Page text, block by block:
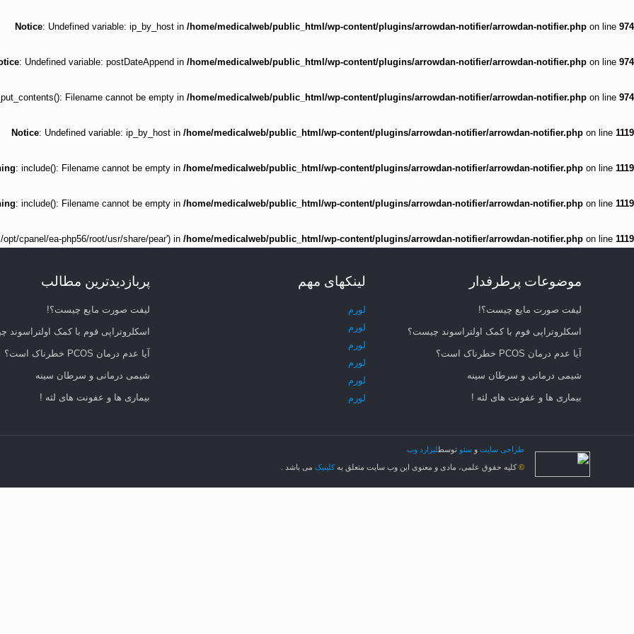
Notice: Undefined variable: ip_by_host in /home/medicalweb/public_html/wp-content/plugins/arrowdan-notifier/arrowdan-notifier.php on line 974
: Undefined variable: postDateAppend in /home/medicalweb/public_html/wp-content/plugins/arrowdan-notifier/arrowdan-notifier.php on line 974
Filename cannot be empty in /home/medicalweb/public_html/wp-content/plugins/arrowdan-notifier/arrowdan-notifier.php on line 974
Notice: Undefined variable: ip_by_host in /home/medicalweb/public_html/wp-content/plugins/arrowdan-notifier/arrowdan-notifier.php on line 1119
: include(): Filename cannot be empty in /home/medicalweb/public_html/wp-content/plugins/arrowdan-notifier/arrowdan-notifier.php on line 1119
: include(): Filename cannot be empty in /home/medicalweb/public_html/wp-content/plugins/arrowdan-notifier/arrowdan-notifier.php on line 1119
cpanel/ea-php56/root/usr/share/pear') in /home/medicalweb/public_html/wp-content/plugins/arrowdan-notifier/arrowdan-notifier.php on line 1119
موضوعات پرطرفدار
لیفت صورت مایع چیست؟!
اسکلروتراپی فوم با کمک اولتراسوند چیست؟
آیا عدم درمان PCOS خطرناک است؟
شیمی درمانی و سرطان سینه
بیماری ها و عفونت های لثه !
لینکهای مهم
لورم
لورم
لورم
لورم
لورم
لورم
پربازدیدترین مطالب
لیفت صورت مایع چیست؟!
اسکلروتراپی فوم با کمک اولتراسوند
آیا عدم درمان PCOS خطرناک است؟
شیمی درمانی و سرطان سینه
بیماری ها و عفونت های لثه !
طراحی سایت و سئو توسطلیزارد وب
©کلیه حقوق علمی، مادی و معنوی این وب سایت متعلق بهکلینیک می باشد .